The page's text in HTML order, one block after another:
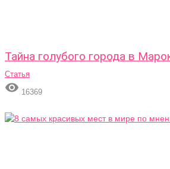
Тайна голубого города в
Статья
 16369